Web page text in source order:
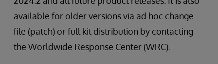
available for older versions via ad hoc change
file (patch) or full kit distribution by contacting
the Worldwide Response Center (WRC).